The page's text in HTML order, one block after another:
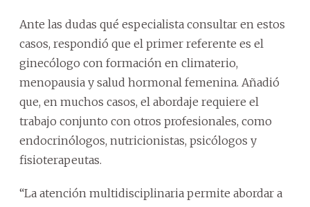
Ante las dudas qué especialista consultar en estos
casos, respondió que el primer referente es el
ginecólogo con formación en climaterio,
menopausia y salud hormonal femenina. Añadió
que, en muchos casos, el abordaje requiere el
trabajo conjunto con otros profesionales, como
endocrinólogos, nutricionistas, psicólogos y
fisioterapeutas.
“La atención multidisciplinaria permite abordar a